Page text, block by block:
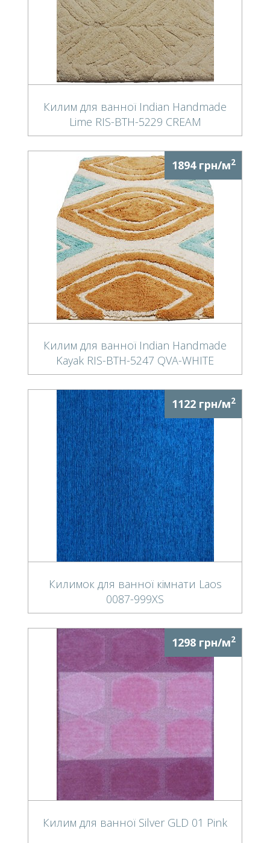
Килим для ванної Indian Handmade
Lime RIS-BTH-5229 CREAM
1894 грн/м2
Килим для ванної Indian Handmade
Kayak RIS-BTH-5247 QVA-WHITE
1122 грн/м2
Килимок для ванної кімнати Laos
0087-999XS
1298 грн/м2
Килим для ванної Silver GLD 01 Pink